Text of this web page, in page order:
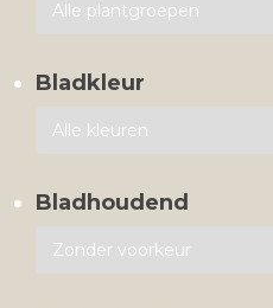
Bladkleur
Bladhoudend